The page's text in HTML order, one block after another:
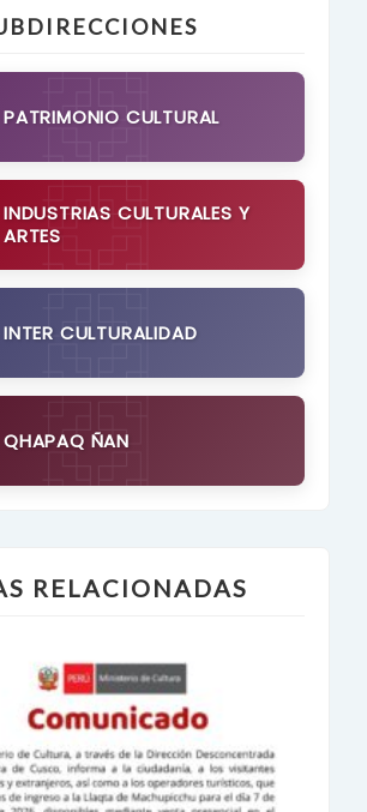
PATRIMONIO CULTURAL
INDUSTRIAS CULTURALES Y
ARTES
INTER CULTURALIDAD
QHAPAQ ÑAN
RELACIONADAS